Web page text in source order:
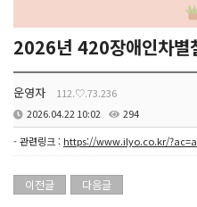
2026년 중증장애인동료상담
2026년 중증장애인강원형일
2026년 420장애인차별
운영자
112.♡.73.236
2026.04.22 10:02
294
- 관련링크 : https://www.ilyo.co.kr/
이전글 다음글